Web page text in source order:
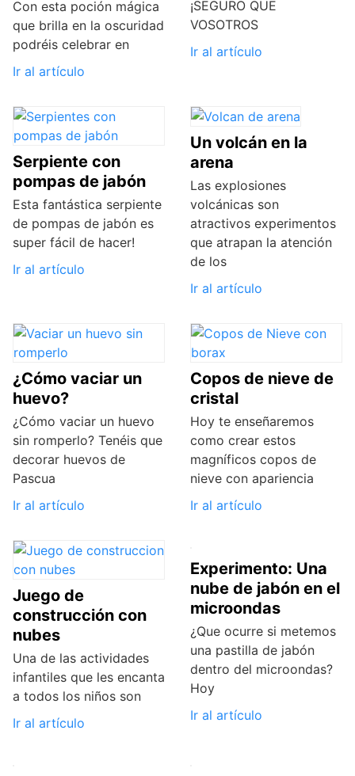
Con esta poción mágica
que brilla en la oscuridad
podréis celebrar en
Ir al artículo
¡SEGURO QUE
VOSOTROS
Ir al artículo
Serpiente con
pompas de jabón
Esta fantástica serpiente
de pompas de jabón es
super fácil de hacer!
Ir al artículo
Un volcán en la
arena
Las explosiones
volcánicas son
atractivos experimentos
que atrapan la atención
de los
Ir al artículo
¿Cómo vaciar un
huevo?
¿Cómo vaciar un huevo
sin romperlo? Tenéis que
decorar huevos de
Pascua
Ir al artículo
Copos de nieve de
cristal
Hoy te enseñaremos
como crear estos
magníficos copos de
nieve con apariencia
Ir al artículo
Juego de
construcción con
nubes
Una de las actividades
infantiles que les encanta
a todos los niños son
Ir al artículo
Experimento: Una
nube de jabón en el
microondas
¿Que ocurre si metemos
una pastilla de jabón
dentro del microondas?
Hoy
Ir al artículo